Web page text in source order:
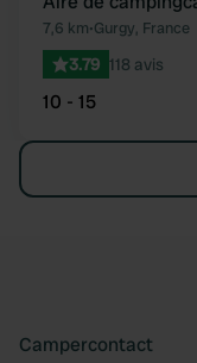
7,6 km•Gurgy, France
3.79 118 avis
10 - 15
Campercontact